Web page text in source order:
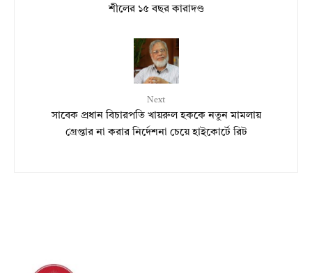
শীলের ১৫ বছর কারাদণ্ড
Next
সাবেক প্রধান বিচারপতি খায়রুল হককে নতুন মামলায়
গ্রেপ্তার না করার নির্দেশনা চেয়ে হাইকোর্টে রিট